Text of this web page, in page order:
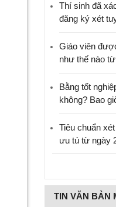
Thí sinh đã
đăng ký xét
Giáo viên
như thế nào
Bằng tốt
không? Bao
Tiêu chuẩn
ưu tú từ ngày
TIN VĂN BẢN